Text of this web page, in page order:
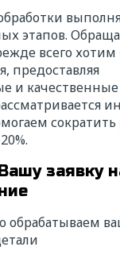
этапов.
всего хотим
предоставляя
и качественные
заявку
обрабатываем
файл
на обработку
данных в
законом от
целей,